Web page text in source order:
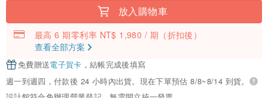
放入購物車
最高 6 期零利率 NT$ 1,980 / 期 （折扣後）
查看全部方案
免費贈送電子賀卡 ，結帳完成後填寫
週一到週四，付款後 24 小時內出貨。現在下單預估 8/8~8/14 到貨。